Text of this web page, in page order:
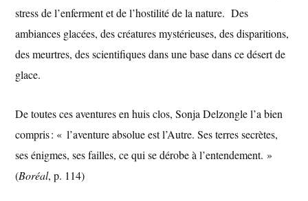
stress de l’enferment et de l’hostilité de la nature. Des
ambiances glacées, des créatures mystérieuses, des disparitions,
des meurtres, des scientifiques dans une base dans ce désert de
glace.
De toutes ces aventures en huis clos, Sonja Delzongle l’a bien
compris : « l’aventure absolue est l’Autre. Ses terres secrètes,
ses énigmes, ses failles, ce qui se dérobe à l’entendement. »
(Boréal, p. 114)